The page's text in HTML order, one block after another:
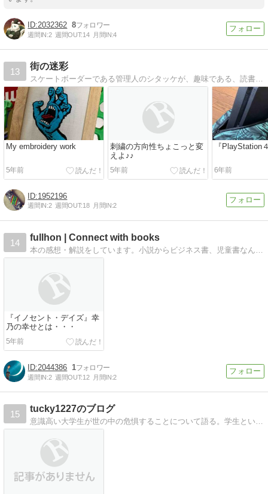
2032362 8
週間IN:2 週間OUT:14 月間IN:4
13
街の迷彩
スケートボーダーである管理人のシタッケが、趣味である、読書・アニメ・仮想通貨について、体験やオススメ、感想など発信するブログです！
My embroidery work
5年前
刺繍の方向性ちょこっと変
えよ♪♪
5年前
『PlayStation
6年前
1952196
週間IN:2 週間OUT:18 月間IN:2
14
fullhon | Connect with books
『イノセント・デイズ』幸
乃の幸せとは・・・
5年前
2044386 1
週間IN:2 週間OUT:12 月間IN:2
15
tucky1227のブログ